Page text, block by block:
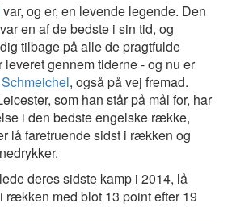
var, og er, en levende legende. Den
en af de bedste i sin tid, og
tilbage på alle de pragtfulde
leveret gennem tiderne - og nu er
, også på vej fremad.
som han står på mål for, har
i den bedste engelske række,
lå faretruende sidst i rækken og
deres sidste kamp i 2014, lå
rækken med blot 13 point efter 19